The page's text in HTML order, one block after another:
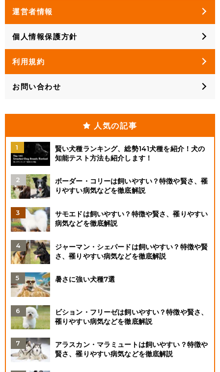
運営者情報
個人情報保護方針
利用規約
お問い合わせ
人気の記事
賢い犬種ランキング、総勢141犬種を紹介！犬の
知能テスト方法も紹介します！
ボーダー・コリーは飼いやすい？特徴や賢さ、罹
りやすい病気などを徹底解説
サモエドは飼いやすい？特徴や賢さ、罹りやすい
病気などを徹底解説
ジャーマン・シェパードは飼いやすい？特徴や賢
さ、罹りやすい病気などを徹底解説
暑さに強い犬種7選
ビション・フリーゼは飼いやすい？特徴や賢さ、
罹りやすい病気などを徹底解説
アラスカン・マラミュートは飼いやすい？特徴や
賢さ、罹りやすい病気などを徹底解説